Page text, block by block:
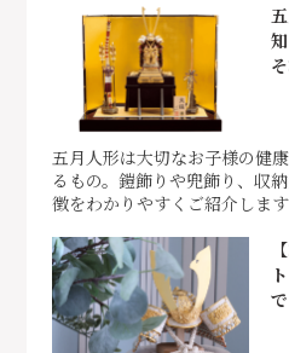
五月人形は大切なお子様の健
るもの。鎧飾りや兜飾り、収
徴をわかりやすくご紹介します